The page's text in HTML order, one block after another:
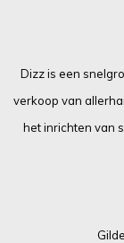
Dizz is een
verkoop van
het inrichten van